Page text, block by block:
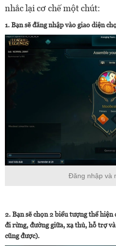
nhắc lại cơ chế một chút:
1. Bạn sẽ đăng nhập vào giao diện
Đăng nhập và
2. Bạn sẽ chọn 2 biểu tượng thể
đi rừng, đường giữa, xạ thủ, hỗ trợ
cũng được).